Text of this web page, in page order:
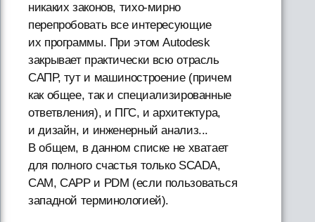
никаких законов, тихо-мирно
перепробовать все интересующие
их программы. При этом Autodesk
закрывает практически всю отрасль
САПР, тут и машиностроение (причем
как общее, так и специализированные
ответвления), и ПГС, и архитектура,
и дизайн, и инженерный анализ...
В общем, в данном списке не хватает
для полного счастья только SCADA,
CAM, CAPP и PDM (если пользоваться
западной терминологией).